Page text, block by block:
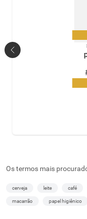
Os termos mais
cerveja leite café
macarrão papel higiênico